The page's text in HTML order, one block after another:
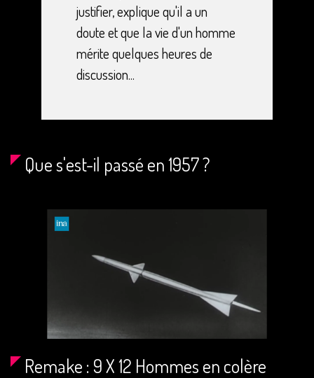
justifier, explique qu'il a un
doute et que la vie d'un homme
mérite quelques heures de
discussion...
Que s'est-il passé en 1957 ?
Remake : 9 X 12 Hommes en colère